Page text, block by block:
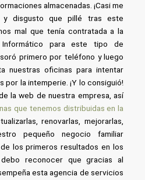
almacenadas. ¡Casi me
disgusto que pillé tras este
mal que tenía contratada a la
Informático para este tipo de
primero por teléfono y luego
nuestras oficinas para intentar
por la intemperie. ¡Y lo consiguió!
la web de nuestra empresa, así
que tenemos distribuidas en la
renovarlas, mejorarlas,
pequeño negocio familiar
los primeros resultados en los
reconocer que gracias al
esta agencia de servicios